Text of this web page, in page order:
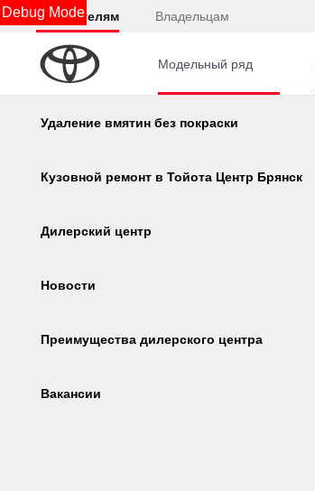
Debug Mode
Покупателям Владельцам
Модельный ряд
Калькулятор
Консультация по кредиту
Онлайн-одобрение
Обзор раздела
Удаление вмятин без покраски
Кузовной ремонт в Тойота Центр Брянск
Дилерский центр
Новости
Преимущества дилерского центра
Вакансии
Забронируйте автомобиль онлайн